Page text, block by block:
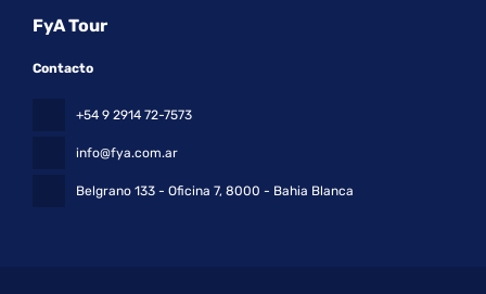
FyA Tour
Contacto
+54 9 2914 72-7573
info@fya.com.ar
Belgrano 133 - Oficina 7, 8000 - Bahia Blanca